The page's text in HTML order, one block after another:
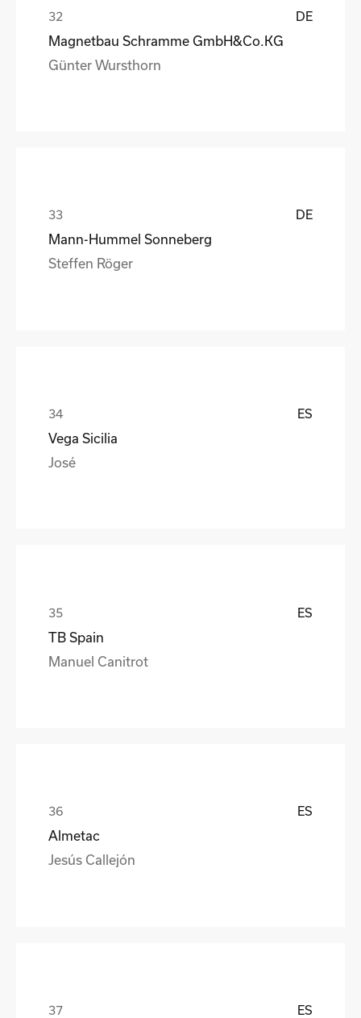
DE
Magnetbau Schramme GmbH&Co.KG
Günter Wursthorn
DE
Mann-Hummel Sonneberg
Steffen Röger
ES
Vega Sicilia
José
ES
TB Spain
Manuel Canitrot
ES
Almetac
Jesús Callejón
ES